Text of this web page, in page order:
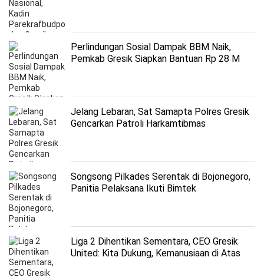
Perlindungan Sosial Dampak BBM Naik,
Pemkab Gresik Siapkan Bantuan Rp 28 M
Jelang Lebaran, Sat Samapta Polres Gresik
Gencarkan Patroli Harkamtibmas
Songsong Pilkades Serentak di Bojonegoro,
Panitia Pelaksana Ikuti Bimtek
Liga 2 Dihentikan Sementara, CEO Gresik
United: Kita Dukung, Kemanusiaan di Atas